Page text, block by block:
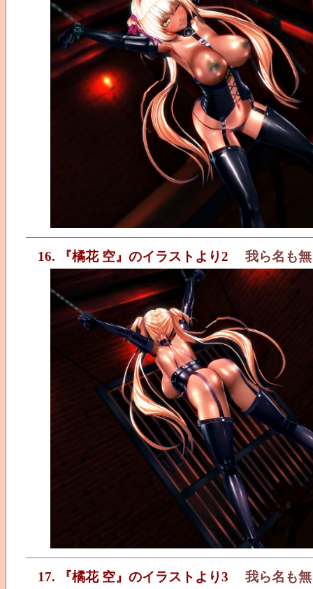
16. 『橘花 空』のイラストより2 我ら名も
17. 『橘花 空』のイラストより3 我ら名も